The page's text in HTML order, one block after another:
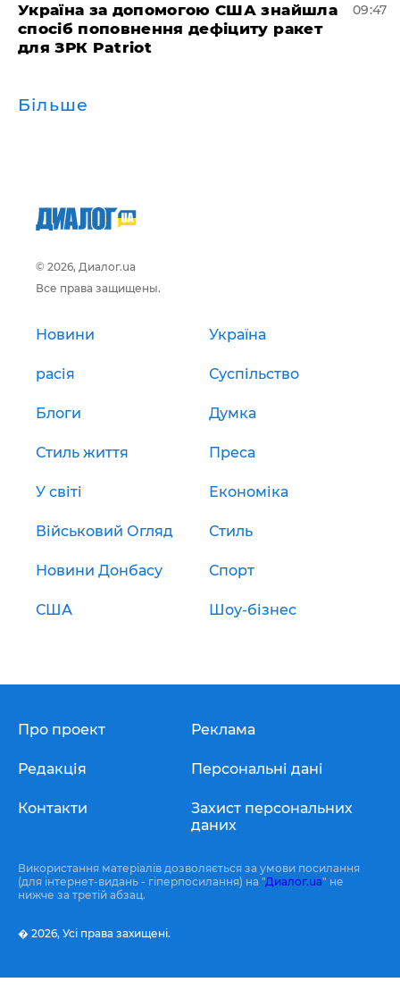
Україна за допомогою США знайшла
спосіб поповнення дефіциту ракет
для ЗРК Patriot
09:47
Більше
© 2026, Диалог.ua
Все права защищены.
Новини Україна
расія Суспільство
Блоги Думка
Стиль життя Преса
У світі Економіка
Військовий Огляд Стиль
Новини Донбасу Спорт
США Шоу-бізнес
Про проект
Редакція
Контакти
Реклама
Персональні дані
Захист персональних
даних
Використання матеріалів дозволяється за умови посилання
(для інтернет-видань - гіперпосилання) на "Диалог.ua" не
нижче за третій абзац.
� 2026, Усі права захищені.